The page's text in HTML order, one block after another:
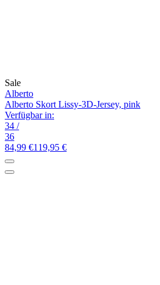
Sale
Alberto
Alberto Skort Lissy-3D-Jersey, pink
Verfügbar in:
34 /
36
84,99 €119,95 €